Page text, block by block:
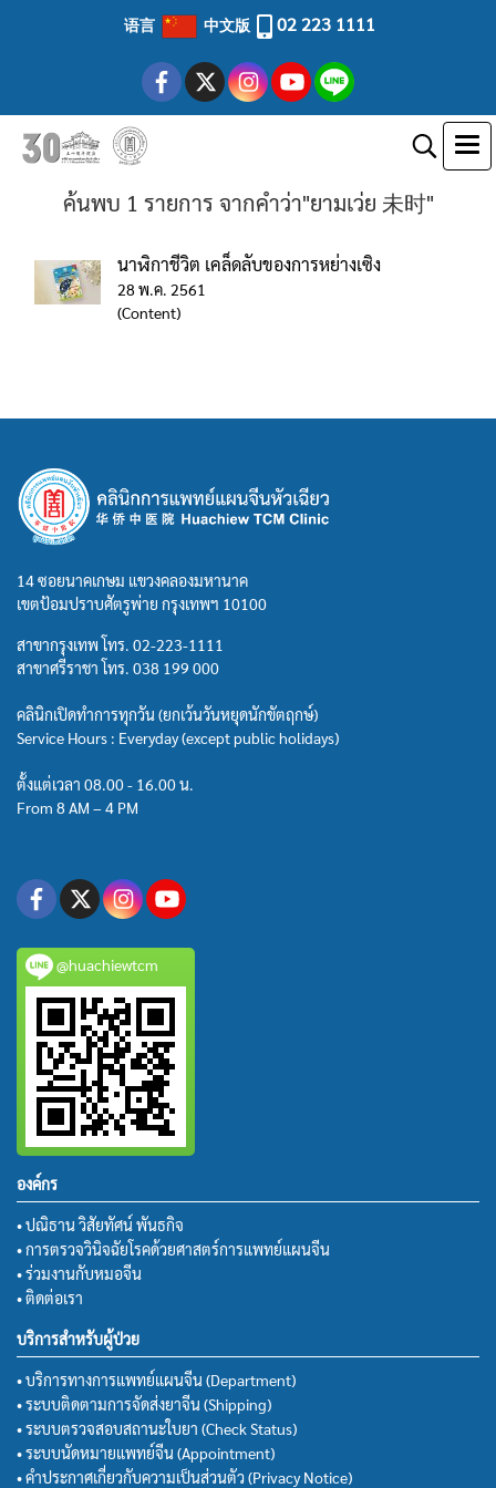
语言 中文版 02 223 1111
ค้นพบ 1 รายการ จากคำว่า"ยามเว่ย 未时"
นาฬิกาชีวิต เคล็ดลับของการหย่างเซิง
28 พ.ค. 2561
(Content)
14 ซอยนาคเกษม แขวงคลองมหานาค
เขตป้อมปราบศัตรูพ่าย กรุงเทพฯ 10100
สาขากรุงเทพ โทร. 02-223-1111
สาขาศรีราชา โทร. 038 199 000
คลินิกเปิดทำการทุกวัน (ยกเว้นวันหยุดนักขัตฤกษ์)
Service Hours : Everyday (except public holidays)
ตั้งแต่เวลา 08.00 - 16.00 น.
From 8 AM – 4 PM
@huachiewtcm
องค์กร
• ปณิธาน วิสัยทัศน์ พันธกิจ
• การตรวจวินิจฉัยโรคด้วยศาสตร์การแพทย์แผนจีน
• ร่วมงานกับหมอจีน
• ติดต่อเรา
บริการสำหรับผู้ป่วย
• บริการทางการแพทย์แผนจีน (Department)
• ระบบติดตามการจัดส่งยาจีน (Shipping)
• ระบบตรวจสอบสถานะใบยา (Check Status)
• ระบบนัดหมายแพทย์จีน (Appointment)
• คำประกาศเกี่ยวกับความเป็นส่วนตัว (Privacy Notice)